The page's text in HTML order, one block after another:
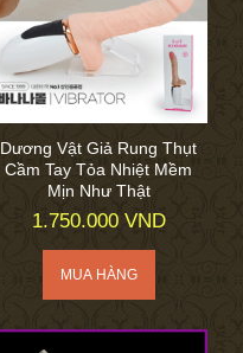
Dương Vật Giả Rung Thụt
Cầm Tay Tỏa Nhiệt Mềm
Mịn Như Thật
1.750.000 VND